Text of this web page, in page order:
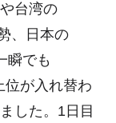
台湾の
、日本の
瞬でも
位が入れ替わ
した。1日目